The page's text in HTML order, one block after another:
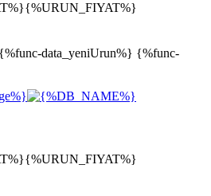
{%URUN_FIYAT%}
data_yeniUrun%} {%func-
{%URUN_FIYAT%}